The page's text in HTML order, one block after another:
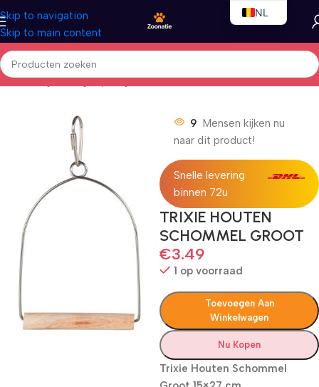
Skip to navigation
Skip to main content
Home/Vogels/Vogelspeelgoed
9 Mensen kijken nu
naar dit product!
Snelle levering
binnen 72u
TRIXIE HOUTEN
SCHOMMEL GROOT
€3.49
1 op voorraad
Toevoegen Aan
Winkelwagen
Nu Kopen
Trixie Houten Schommel
NL